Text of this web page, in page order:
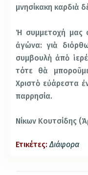
μνησίκακη καρδιὰ
Ἡ συμμετοχή μας
ἀγώνα: γιὰ
συμβουλὴ ἀπὸ
τότε θὰ
Χριστὸ εὐάρεστα
παρρησία.
Νίκων Κουτσίδης
Ετικέτες: Διάφορα